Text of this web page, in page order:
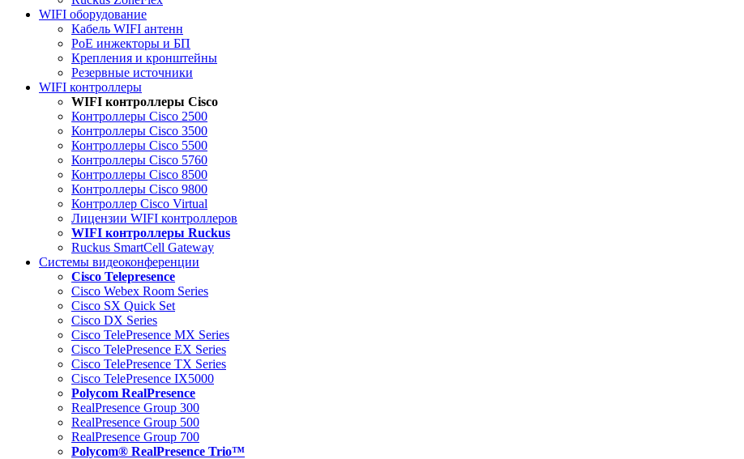
WIFI оборудование
Кабель WIFI антенн
PoE инжекторы и БП
Крепления и кронштейны
Резервные источники
WIFI контроллеры
WIFI контроллеры Cisco
Контроллеры Cisco 2500
Контроллеры Cisco 3500
Контроллеры Cisco 5500
Контроллеры Cisco 5760
Контроллеры Cisco 8500
Контроллеры Cisco 9800
Контроллер Cisco Virtual
Лицензии WIFI контроллеров
WIFI контроллеры Ruckus
Ruckus SmartCell Gateway
Системы видеоконференции
Cisco Telepresence
Cisco Webex Room Series
Cisco SX Quick Set
Cisco DX Series
Cisco TelePresence MX Series
Cisco TelePresence EX Series
Cisco TelePresence TX Series
Cisco TelePresence IX5000
Polycom RealPresence
RealPresence Group 300
RealPresence Group 500
RealPresence Group 700
Polycom® RealPresence Trio™